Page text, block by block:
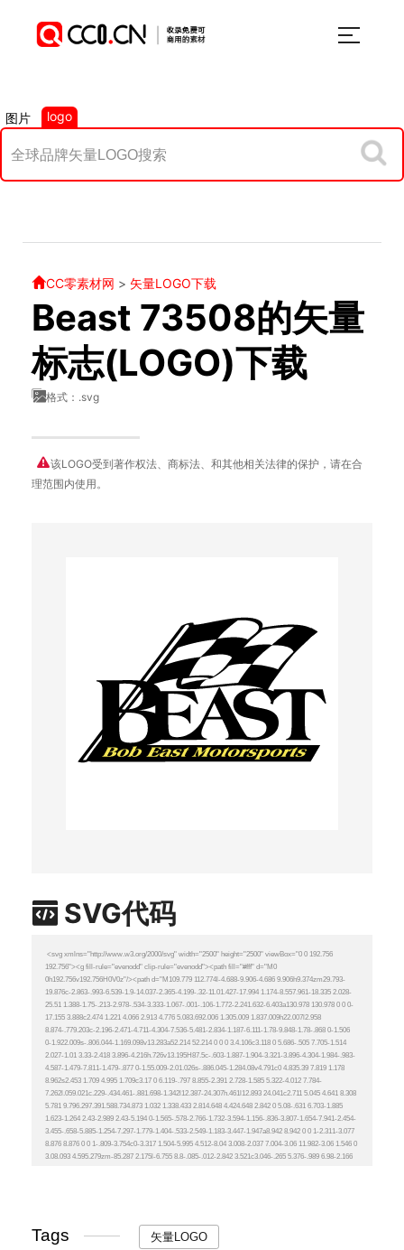
图片 logo
CC零素材网 > 矢量LOGO下载
Beast 73508的矢量
标志(LOGO)下载
格式：.svg
该LOGO受到著作权法、商标法、和其他相关法律的保护，请在合
理范围内使用。
SVG代码
Tags 矢量LOGO